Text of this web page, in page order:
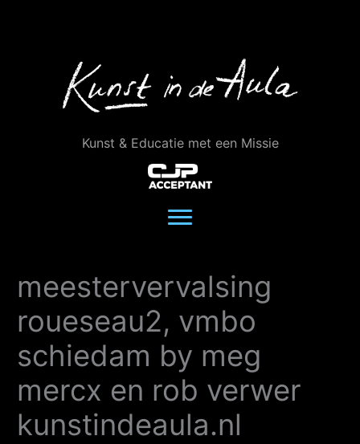
Kunst & Educatie met een Missie
meestervervalsing
roueseau2, vmbo
schiedam by meg
mercx en rob verwer
kunstindeaula.nl